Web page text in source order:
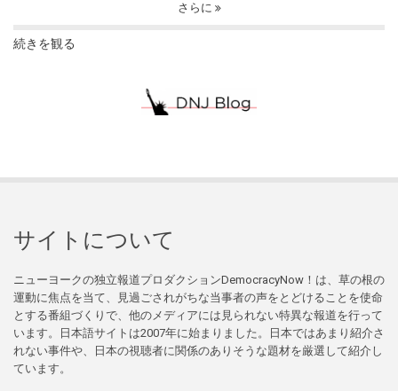
さらに
続きを観る
サイトについて
ニューヨークの独立報道プロダクションDemocracyNow！は、草の根の
運動に焦点を当て、見過ごされがちな当事者の声をとどけることを使命
とする番組づくりで、他のメディアには見られない特異な報道を行って
います。日本語サイトは2007年に始まりました。日本ではあまり紹介さ
れない事件や、日本の視聴者に関係のありそうな題材を厳選して紹介し
ています。